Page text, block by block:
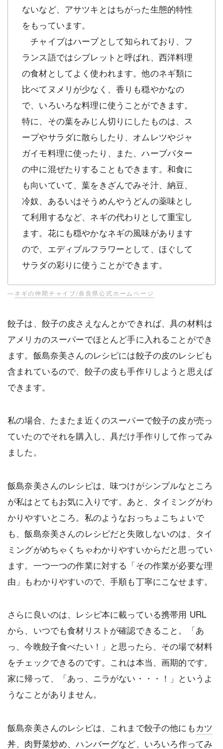
ないなど、アサツキとはちがった生態的特性
をもっています。
チャイブはハーブとして知られており、フ
ランス語ではシブレットと呼ばれ、西洋料理
の食材としてよく使われます。他のネギ類に
比べてヌメリが少なく、香りも穏やかなの
で、いろいろな料理に使うことができます。
特に、その葉をみじん切りにしたものは、ス
ープやサラダに散らしたり、オムレツやジャ
ガイモ料理に使ったり、また、ハーブバター
の中に混ぜたりすることもできます。和食に
も向いていて、葉をきざんでみそ汁、納豆、
冷奴、あるいはそうめんやうどんの薬味とし
て利用するなど、ネギの代わりとして重宝し
ます。花にも穏やかなネギの風味があります
ので、エディブルフラワーとして、ほぐして
サラダの彩りに使うことができます。
—ネギの仲間チャイブ/奈良県公式ホームページ
餃子は、餃子の皮さえなんとかできれば、具の材料は
アメリカのスーパーでほとんど手に入れることができ
ます。飯島奈美さんのレシピには餃子の皮のレシピも
含まれているので、餃子の皮も手作りしようと思えば
できます。
私の場合、たまたま近くのスーパーで餃子の皮が売っ
ていたのでそれを購入し、具だけ手作りして作ってみ
ました。
飯島奈美さんのレシピは、味つけがシンプルなところ
が私はとてもお気に入りです。あと、タイミングがわ
かりやすいところ。私のようなおっちょこちょいで
も、飯島奈美さんのレシピだと失敗しないのは、タイ
ミングがめちゃくちゃわかりやすいからだと思ってい
ます。一つ一つの作業に対する「その作業が必要な理
由」もわかりやすいので、手順も丁寧にこなせます。
さらに良いのは、レシピ本に載っている携帯用 URL
から、いつでも食材リストが確認できること。「あ
っ、今晩餃子食べたい！」と思ったら、その場で材料
をチェックできるのです。これは本当、画期的です。
家に帰って、「あっ、ニラがない・・・！」というよ
うなことがありません。
飯島奈美さんのレシピは、これまで餃子の他にもカツ
丼、 肉野菜炒め、ハンバーグなど、いろいろ作ってみ